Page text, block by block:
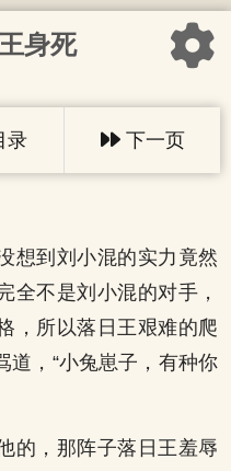
身死
录 下一页
想到刘小混的实力竟然
全不是刘小混的对手，
，所以落日王艰难的爬
道，“小兔崽子，有种你
的，那阵子落日王羞辱